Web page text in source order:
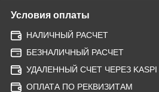
Условия оплаты
НАЛИЧНЫЙ РАСЧЕТ
БЕЗНАЛИЧНЫЙ РАСЧЕТ
УДАЛЕННЫЙ СЧЕТ ЧЕРЕЗ
ОПЛАТА ПО РЕКВИЗИТАМ